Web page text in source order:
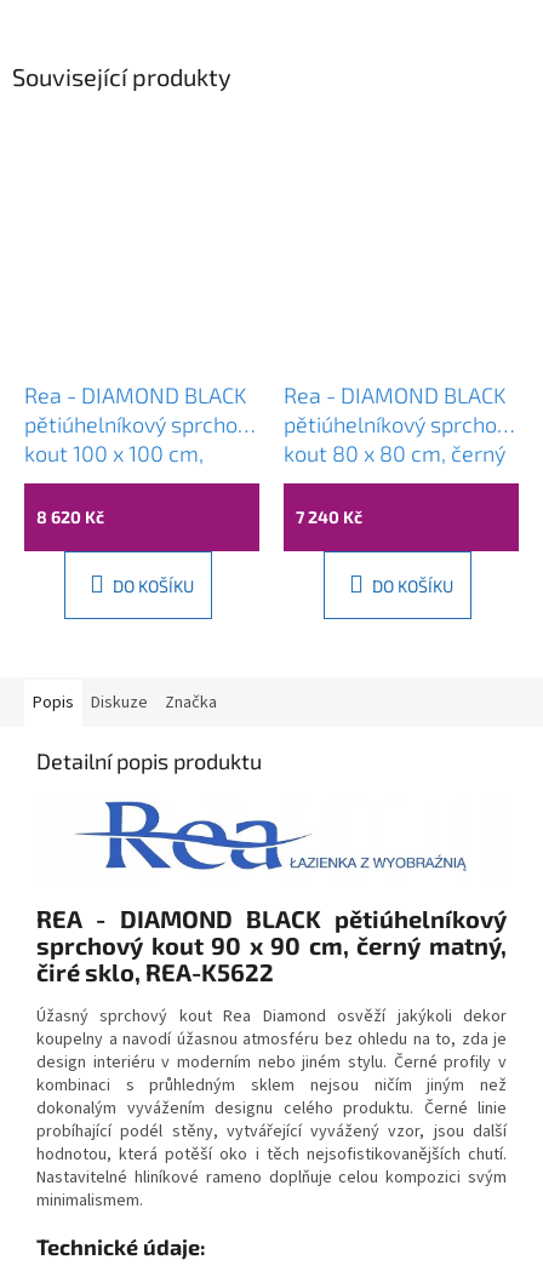
Související produkty
Rea - DIAMOND BLACK
pětiúhelníkový sprchový
kout 100 x 100 cm,
černý matný, čiré sklo,
REA-K5623
8 620 Kč
DO KOŠÍKU
Rea - DIAMOND BLACK
pětiúhelníkový sprchový
kout 80 x 80 cm, černý
matný, čiré sklo, REA-
K6900
7 240 Kč
DO KOŠÍKU
Popis Diskuze Značka
Detailní popis produktu
REA - DIAMOND BLACK pětiúhelníkový
sprchový kout 90 x 90 cm, černý matný,
čiré sklo, REA-K5622
Úžasný sprchový kout Rea Diamond osvěží jakýkoli dekor
koupelny a navodí úžasnou atmosféru bez ohledu na to, zda je
design interiéru v moderním nebo jiném stylu. Černé profily v
kombinaci s průhledným sklem nejsou ničím jiným než
dokonalým vyvážením designu celého produktu. Černé linie
probíhající podél stěny, vytvářející vyvážený vzor, jsou další
hodnotou, která potěší oko i těch nejsofistikovanějších chutí.
Nastavitelné hliníkové rameno doplňuje celou kompozici svým
minimalismem.
Technické údaje: